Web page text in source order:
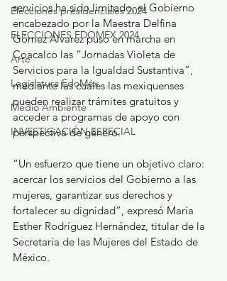
Elecciones presidenciales 2024
ELECCIONES EDOMEX 2024
Arte
Legislatura EdoMéx
Medio Ambiente
INVESTIGACIÓN ESPECIAL
servicios ha sido limitado, el Gobierno
encabezado por la Maestra Delfina
Gómez Álvarez puso en marcha en
Coacalco las “Jornadas Violeta de
Servicios para la Igualdad Sustantiva”,
mediante las cuales las mexiquenses
pueden realizar trámites gratuitos y
acceder a programas de apoyo con
perspectiva de género.
“Un esfuerzo que tiene un objetivo claro:
acercar los servicios del Gobierno a las
mujeres, garantizar sus derechos y
fortalecer su dignidad”, expresó María
Esther Rodríguez Hernández, titular de la
Secretaría de las Mujeres del Estado de
México.